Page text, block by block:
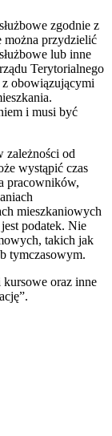
zgodnie z
można przydzielić
lub inne
Terytorialnego
z obowiązującymi
i musi być
zależności od
wystąpić czas
pracowników,
mieszkaniowych
podatek. Nie
takich jak
tymczasowym.
oraz inne